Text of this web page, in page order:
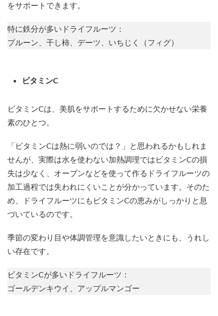
をサポートできます。
特に鉄分が多いドライフルーツ：
プルーン、干し柿、デーツ、いちじく（フィグ）
ビタミンC
ビタミンCは、美肌をサポートするために欠かせない栄養
素のひとつ。
「ビタミンCは熱に弱いのでは？」と思われるかもしれま
せんが、実際は水を使わない加熱調理ではビタミンCの損
失は少なく、オーブンなどを使って作るドライフルーツの
加工過程では失われにくいことが分かっています。そのた
め、ドライフルーツにもビタミンCの恵みがしっかりと息
づいているのです。
季節の変わり目や体調管理を意識したいときにも、うれし
い存在です。
ビタミンCが多いドライフルーツ：
ゴールデンキウイ、アップルマンゴー